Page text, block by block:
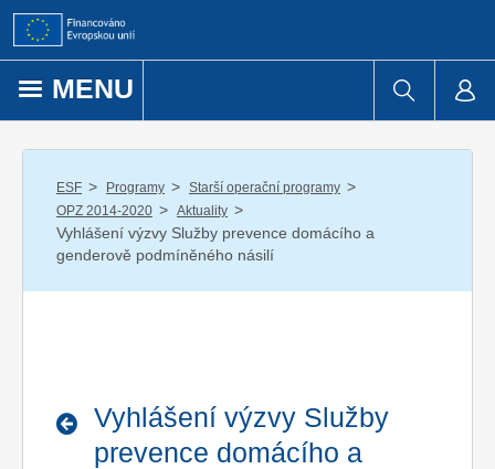
Přejít k obsahu
MENU
ESF / Programy / Starší operační programy /
OPZ 2014-2020 / Aktuality /
Vyhlášení výzvy Služby prevence domácího a
genderově podmíněného násilí
Vyhlášení výzvy Služby
prevence domácího a